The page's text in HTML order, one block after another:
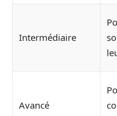
Intermédiaire
Avancé